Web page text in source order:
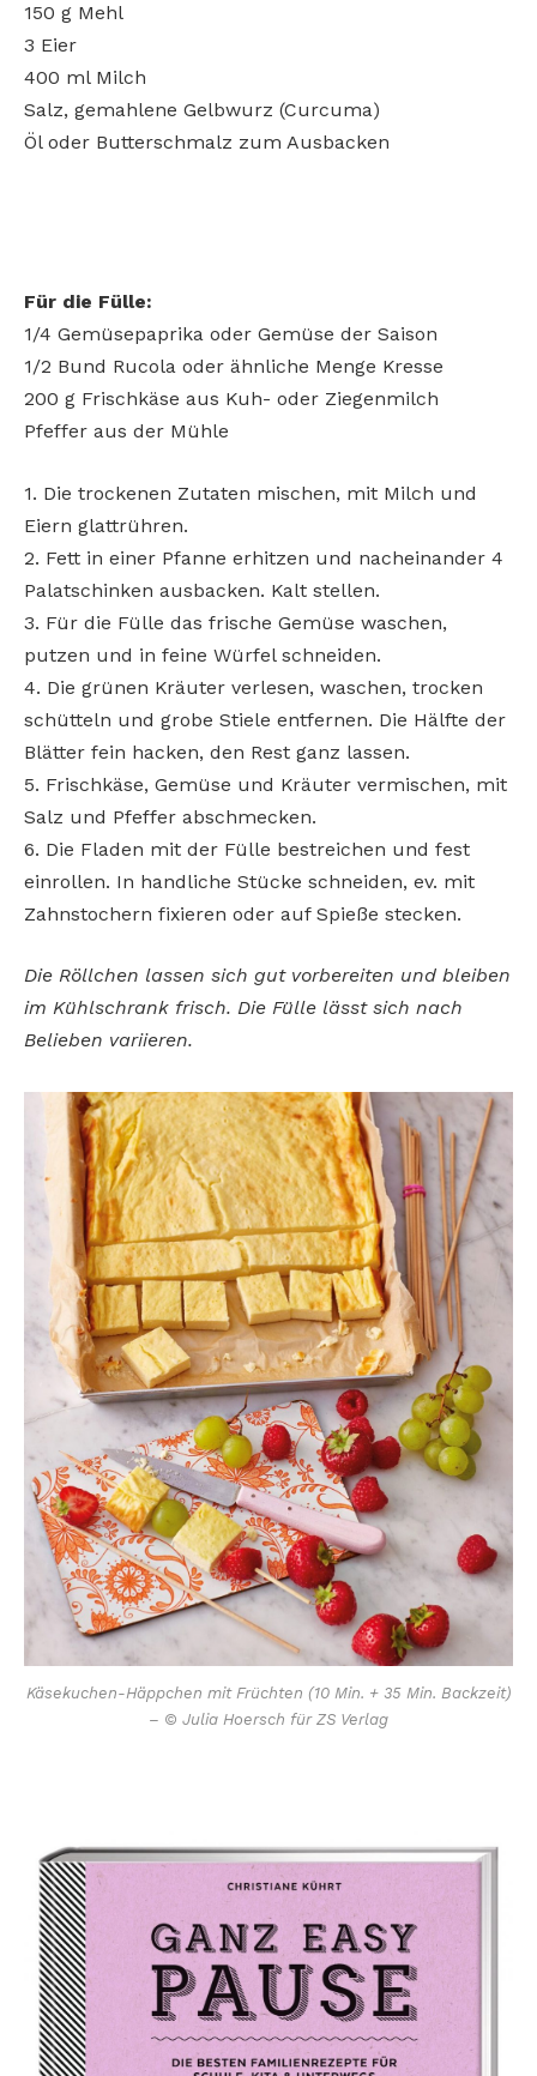
150 g Mehl
3 Eier
400 ml Milch
Salz, gemahlene Gelbwurz (Curcuma)
Öl oder Butterschmalz zum Ausbacken
Für die Fülle:
1/4 Gemüsepaprika oder Gemüse der Saison
1/2 Bund Rucola oder ähnliche Menge Kresse
200 g Frischkäse aus Kuh- oder Ziegenmilch
Pfeffer aus der Mühle
1. Die trockenen Zutaten mischen, mit Milch und
Eiern glattrühren.
2. Fett in einer Pfanne erhitzen und nacheinander 4
Palatschinken ausbacken. Kalt stellen.
3. Für die Fülle das frische Gemüse waschen,
putzen und in feine Würfel schneiden.
4. Die grünen Kräuter verlesen, waschen, trocken
schütteln und grobe Stiele entfernen. Die Hälfte der
Blätter fein hacken, den Rest ganz lassen.
5. Frischkäse, Gemüse und Kräuter vermischen, mit
Salz und Pfeffer abschmecken.
6. Die Fladen mit der Fülle bestreichen und fest
einrollen. In handliche Stücke schneiden, ev. mit
Zahnstochern fixieren oder auf Spieße stecken.
Die Röllchen lassen sich gut vorbereiten und bleiben
im Kühlschrank frisch. Die Fülle lässt sich nach
Belieben variieren.
Käsekuchen-Häppchen mit Früchten (10 Min. + 35 Min. Backzeit)
– © Julia Hoersch für ZS Verlag